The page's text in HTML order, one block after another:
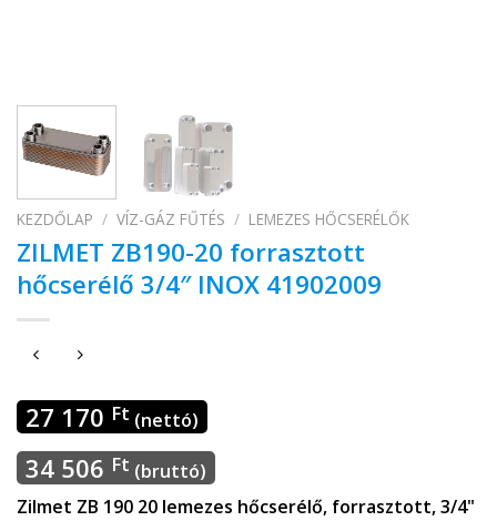
KEZDŐLAP / VÍZ-GÁZ FŰTÉS / LEMEZES HŐCSERÉLŐK
ZILMET ZB190-20 forrasztott
hőcserélő 3/4″ INOX 41902009
27 170 Ft (nettó)
34 506 Ft (bruttó)
Zilmet ZB 190 20 lemezes hőcserélő, forrasztott, 3/4"